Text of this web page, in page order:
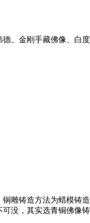
、金刚手藏佛像、白
雕铸造方法为蜡模铸
没，其实选青铜佛像铸